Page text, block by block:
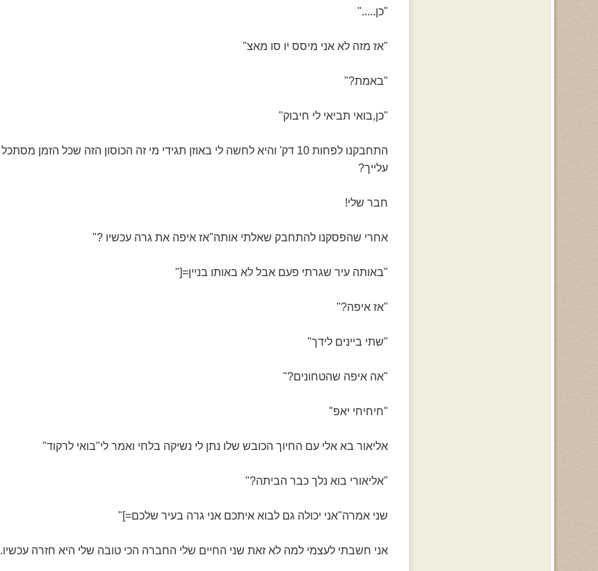
"כן....."
"אז מזה לא אני מיסס יו סו מאצ"
"באמת?"
"כן,בואי תביאי לי חיבוק"
התחבקנו לפחות 10 דק' והיא לחשה לי באוזן תגידי מי זה הכוסון הזה שכל הזמן מסתכל
עלייך?
חבר שלי!
אחרי שהפסקנו להתחבק שאלתי אותה"אז איפה את גרה עכשיו ?"
"באותה עיר שגרתי פעם אבל לא באותו בניין=["
"אז איפה?"
"שתי ביינים לידך"
"אה איפה שהטחונים?"
"חיחיחי יאפ"
אליאור בא אלי עם החיוך הכובש שלו נתן לי נשיקה בלחי ואמר לי"בואי לרקוד"
"אליאורי בוא נלך כבר הביתה?"
שני אמרה"אני יכולה גם לבוא איתכם אני גרה בעיר שלכם=]"
אני חשבתי לעצמי למה לא זאת שני החיים שלי החברה הכי טובה שלי היא חזרה עכשיו.